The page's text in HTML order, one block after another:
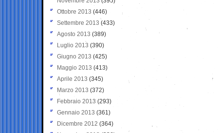
Ottobre 2013 (446)
Settembre 2013 (433)
Agosto 2013 (389)
Luglio 2013 (390)
Giugno 2013 (425)
Maggio 2013 (413)
Aprile 2013 (345)
Marzo 2013 (372)
Febbraio 2013 (293)
Gennaio 2013 (361)
Dicembre 2012 (364)